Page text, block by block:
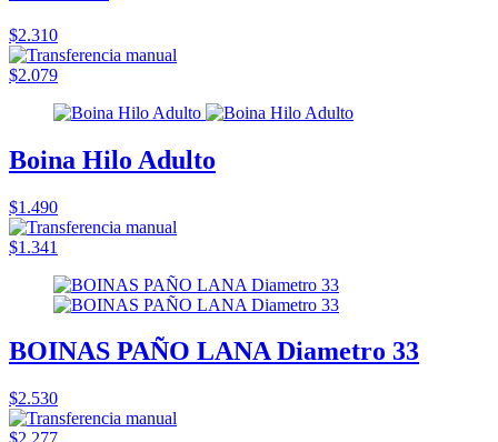
$2.310
$2.079
Boina Hilo Adulto
$1.490
$1.341
BOINAS PAÑO LANA Diametro 33
$2.530